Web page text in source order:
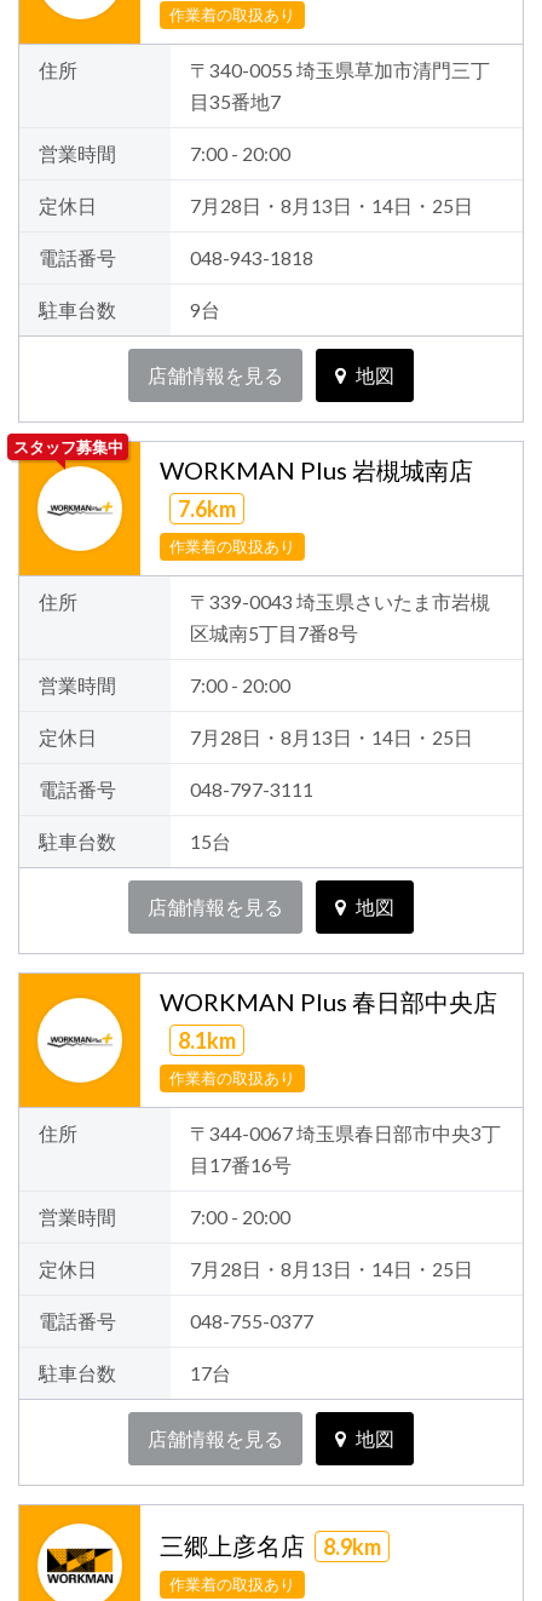
作業着の取扱あり
住所
〒340-0055 埼玉県草加市清門三丁
目35番地7
営業時間 7:00 - 20:00
定休日 7月28日・8月13日・14日・25日
電話番号 048-943-1818
駐車台数 9台
店舗情報を見る 地図
スタッフ募集中
WORKMAN Plus 岩槻城南店
7.6km
作業着の取扱あり
住所
〒339-0043 埼玉県さいたま市岩槻
区城南5丁目7番8号
営業時間 7:00 - 20:00
定休日 7月28日・8月13日・14日・25日
電話番号 048-797-3111
駐車台数 15台
店舗情報を見る 地図
WORKMAN Plus 春日部中央店
8.1km
作業着の取扱あり
住所
〒344-0067 埼玉県春日部市中央3丁
目17番16号
営業時間 7:00 - 20:00
定休日 7月28日・8月13日・14日・25日
電話番号 048-755-0377
駐車台数 17台
店舗情報を見る 地図
三郷上彦名店 8.9km
作業着の取扱あり